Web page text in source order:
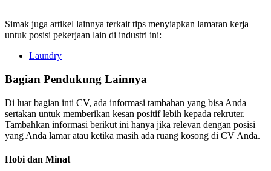
Simak juga artikel lainnya terkait tips menyiapkan lamaran kerja
untuk posisi pekerjaan lain di industri ini:
Laundry
Bagian Pendukung Lainnya
Di luar bagian inti CV, ada informasi tambahan yang bisa Anda
sertakan untuk memberikan kesan positif lebih kepada rekruter.
Tambahkan informasi berikut ini hanya jika relevan dengan posisi
yang Anda lamar atau ketika masih ada ruang kosong di CV Anda.
Hobi dan Minat